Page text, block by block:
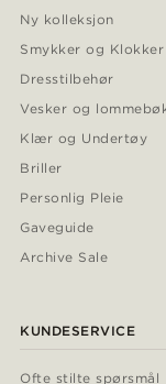
Ny kolleksjon
Smykker og Klokker
Dresstilbehør
Vesker og
Klær og Undertøy
Briller
Personlig Pleie
Gaveguide
Archive Sale
KUNDESERVICE
Ofte stilte spørsmål